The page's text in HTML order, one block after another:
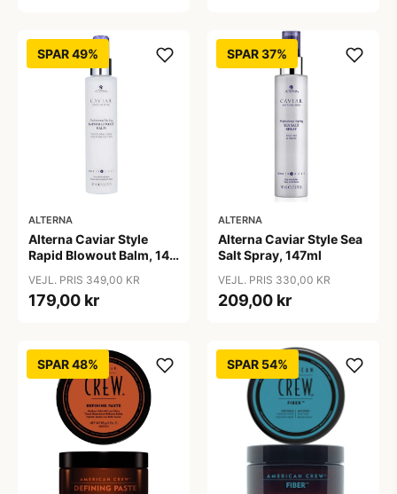
SPAR 49%
ALTERNA
Alterna Caviar Style
Rapid Blowout Balm, 147
VEJL. PRIS 349,00 KR
179,00 kr
SPAR 37%
ALTERNA
Alterna Caviar Style Sea
Salt Spray, 147ml
VEJL. PRIS 330,00 KR
209,00 kr
SPAR 48% SPAR 54%